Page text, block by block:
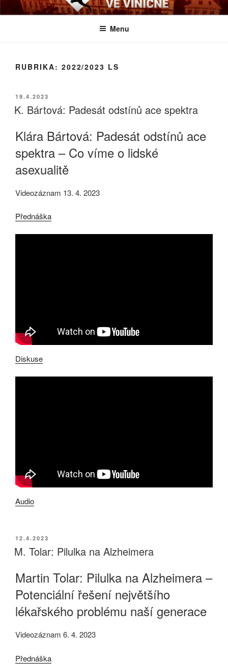
k
BIOLOGICKÉ ČTVRTKY VE
Určeno všem zájemcům o evoluci a obecnější biologická témata
Menu
RUBRIKA: 2022/2023 LS
PUBLIKOVÁNO
19.4.2023
K. Bártová: Padesát odstínů ace spektra
Klára Bártová: Padesát odstínů ace
spektra – Co víme o lidské
asexualitě
Videozáznam 13. 4. 2023
Přednáška
Diskuse
Audio
PUBLIKOVÁNO
12.4.2023
M. Tolar: Pilulka na Alzheimera
Martin Tolar: Pilulka na Alzheimera –
Potenciální řešení největšího
lékařského problému naší generace
Videozáznam 6. 4. 2023
Přednáška